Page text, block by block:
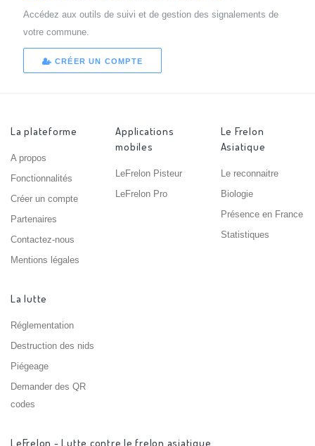
Accédez aux outils de suivi et de gestion des signalements de
votre commune.
CRÉER UN COMPTE
La plateforme
A propos
Fonctionnalités
Créer un compte
Partenaires
Contactez-nous
Mentions légales
Applications
mobiles
LeFrelon Pisteur
LeFrelon Pro
Le Frelon
Asiatique
Le reconnaitre
Biologie
Présence en France
Statistiques
La lutte
Réglementation
Destruction des nids
Piégeage
Demander des QR
codes
LeFrelon - Lutte contre le frelon asiatique